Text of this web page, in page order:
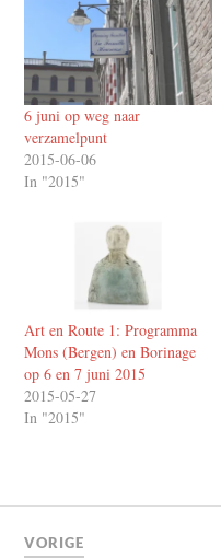
6 juni op weg naar
verzamelpunt
2015-06-06
In "2015"
Art en Route 1: Programma
Mons (Bergen) en Borinage
op 6 en 7 juni 2015
2015-05-27
In "2015"
VORIGE